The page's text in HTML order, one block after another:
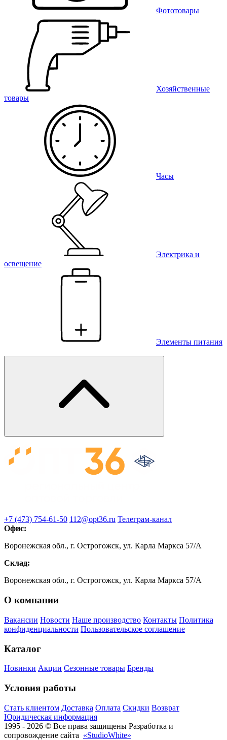
Фототовары
Хозяйственные
товары
Часы
Электрика и
освещение
Элементы питания
+7 (473) 754-61-50 112@opt36.ru Телеграм-канал
Офис:
Воронежская обл., г. Острогожск, ул. Карла Маркса 57/А
Склад:
Воронежская обл., г. Острогожск, ул. Карла Маркса 57/А
О компании
Вакансии Новости Наше производство Контакты Политика
конфиденциальности Пользовательское соглашение
Каталог
Новинки Акции Сезонные товары Бренды
Условия работы
Стать клиентом Доставка Оплата Скидки Возврат
Юридическая информация
1995 - 2026 © Все права защищены Разработка и
сопровождение сайта «StudioWhite»